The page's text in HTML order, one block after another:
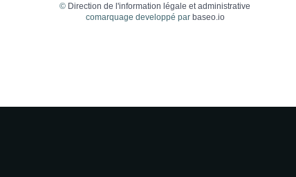
© Direction de l'information légale et administrative
comarquage developpé par baseo.io